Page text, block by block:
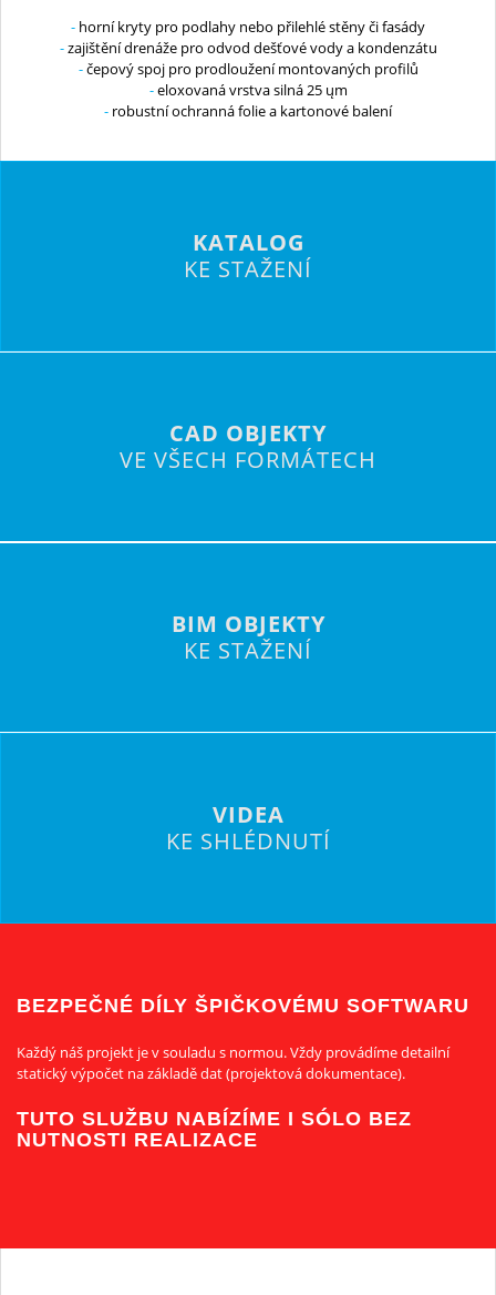
horní kryty pro podlahy nebo přilehlé stěny či fasády
zajištění drenáže pro odvod dešťové vody a kondenzátu
čepový spoj pro prodloužení montovaných profilů
eloxovaná vrstva silná 25 ųm
robustní ochranná folie a kartonové balení
KATALOG
KE STAŽENÍ
CAD OBJEKTY
VE VŠECH FORMÁTECH
BIM OBJEKTY
KE STAŽENÍ
VIDEA
KE SHLÉDNUTÍ
BEZPEČNÉ DÍLY ŠPIČKOVÉMU SOFTWARU
Každý náš projekt je v souladu s normou. Vždy provádíme detailní
statický výpočet na základě dat (projektová dokumentace).
TUTO SLUŽBU NABÍZÍME I SÓLO BEZ
NUTNOSTI REALIZACE